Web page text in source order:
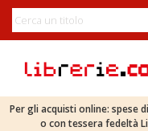
Per gli acquisti online: spese
o con tessera fedeltà